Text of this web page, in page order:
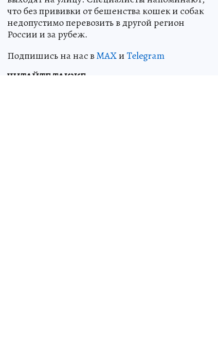
что без прививки от бешенства кошек и собак
недопустимо перевозить в другой регион
России и за рубеж.
Подпишись на нас вMAXиTelegram
ЧИТАЙТЕ ТАКЖЕ